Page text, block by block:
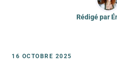
Rédigé par
16 OCTOBRE 2025